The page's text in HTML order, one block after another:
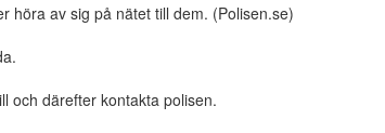
höra av sig på nätet till dem. (Polisen.se)
och därefter kontakta polisen.